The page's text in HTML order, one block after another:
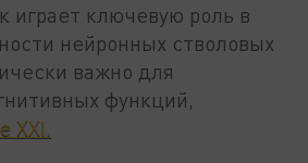
играет ключевую роль в
нейронных стволовых
важно для
функций,
XXI.